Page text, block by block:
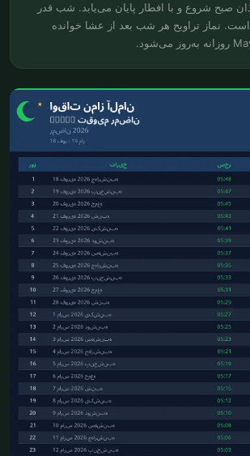
صبح شروع و با افطار پایان می‌یابد. شب قدر
نماز تراویح هر شب بعد از عشا خوانده